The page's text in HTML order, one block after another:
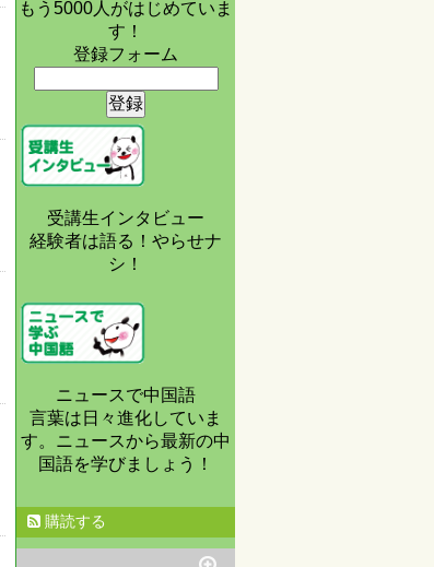
もう5000人がはじめていま
す！
登録フォーム
受講生インタビュー
経験者は語る！やらせナ
シ！
ニュースで中国語
言葉は日々進化していま
す。ニュースから最新の中
国語を学びましょう！
購読する